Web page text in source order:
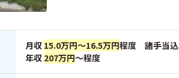
月収 15.0万円～16.5万円程度 諸手当込
年収 207万円～程度